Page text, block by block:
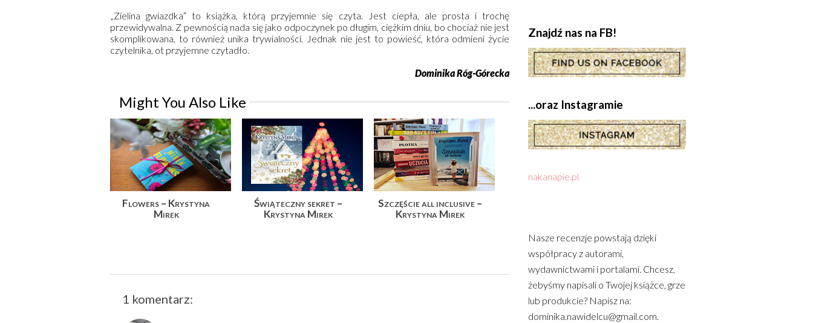
„Zielina gwiazdka” to książka, którą przyjemnie się czyta. Jest ciepła, ale prosta i trochę
przewidywalna. Z pewnością nada się jako odpoczynek po długim, ciężkim dniu, bo chociaż nie jest
skomplikowana, to również unika trywialności. Jednak nie jest to powieść, która odmieni życie
czytelnika, ot przyjemne czytadło.
Dominika Róg-Górecka
Might You Also Like
Flowers – Krystyna
Mirek
Świąteczny sekret –
Krystyna Mirek
Szczęście all inclusive –
Krystyna Mirek
1 komentarz:
Znajdź nas na FB!
...oraz Instagramie
nakanapie.pl
Nasze recenzje powstają dzięki
współpracy z autorami,
wydawnictwami i portalami. Chcesz,
żebyśmy napisali o Twojej książce, grze
lub produkcie? Napisz na:
dominika.nawidelcu@gmail.com.